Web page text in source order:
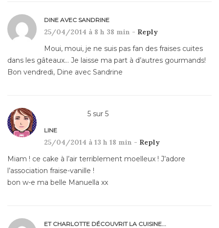
DINE AVEC SANDRINE
25/04/2014 à 8 h 38 min - Reply
Moui, moui, je ne suis pas fan des fraises cuites
dans les gâteaux… Je laisse ma part à d’autres gourmands!
Bon vendredi, Dine avec Sandrine
5 sur 5
LINE
25/04/2014 à 13 h 18 min - Reply
Miam ! ce cake à l’air terriblement moelleux ! J’adore
l’association fraise-vanille !
bon w-e ma belle Manuella xx
ET CHARLOTTE DÉCOUVRIT LA CUISINE...